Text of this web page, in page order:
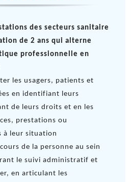
des secteurs sanitaire
de 2 ans qui alterne
professionnelle en
les usagers, patients et
en identifiant leurs
de leurs droits et en les
prestations ou
à leur situation
de la personne au sein
le suivi administratif et
en articulant les